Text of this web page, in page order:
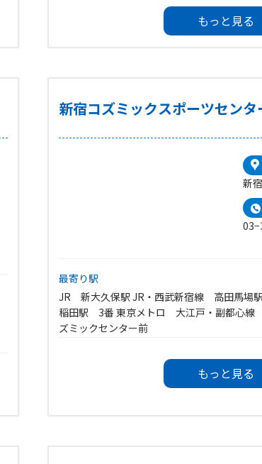
施設終了時間は、各施設ごとによって異なり
1.毎週水曜日(その日が祝日の場合は翌日)
3.その他、臨時休館日
もっと見る
新宿コズミックスポーツセンタ
新
最寄り駅
JR 新大久保駅 JR・西武新宿線 高田馬場
稲田駅 3番 東京メトロ 大江戸・副都心
ズミックセンター前
毎月第2月曜日（祝日にあたるときはその翌
もっと見る